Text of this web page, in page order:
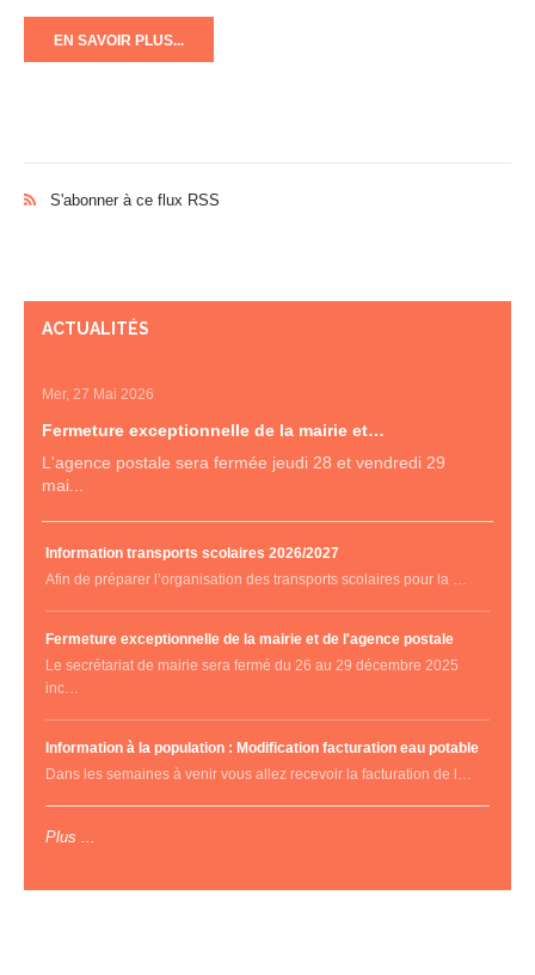
EN SAVOIR PLUS...
S'abonner à ce flux RSS
ACTUALITÉS
Mer, 27 Mai 2026
Fermeture exceptionnelle de la mairie et…
L'agence postale sera fermée jeudi 28 et vendredi 29
mai...
Information transports scolaires 2026/2027
Afin de préparer l’organisation des transports scolaires pour la …
Fermeture exceptionnelle de la mairie et de l'agence postale
Le secrétariat de mairie sera fermé du 26 au 29 décembre 2025
inc…
Information à la population : Modification facturation eau potable
Dans les semaines à venir vous allez recevoir la facturation de l…
Plus ...